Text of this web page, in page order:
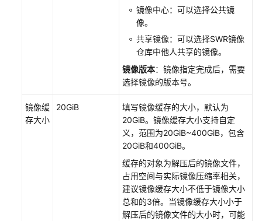
参
考
镜像中心：可以选择公共镜
像。
共享镜像：可以选择SWR镜像
仓库中他人共享的镜像。
镜像版本：镜像指定完成后，需要
选择镜像的版本号。
镜像缓
存大小
20GiB
填写镜像缓存的大小，默认为
20GiB。镜像缓存大小支持自定
义，范围为20GiB~400GiB，包含
20GiB和400GiB。
缓存的对象为解压后的镜像文件，
占用空间与实际镜像压缩率相关，
建议镜像缓存大小不低于镜像大小
总和的3倍。当镜像缓存大小小于
解压后的镜像文件的大小时，可能